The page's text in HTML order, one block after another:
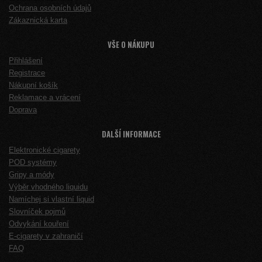
Ochrana osobních údajů
Zákaznická karta
VŠE O NÁKUPU
Přihlášení
Registrace
Nákupní košík
Reklamace a vrácení
Doprava
DALŠÍ INFORMACE
Elektronické cigarety
POD systémy
Gripy a módy
Výběr vhodného liquidu
Namíchej si vlastní liquid
Slovníček pojmů
Odvykání kouření
E-cigarety v zahraničí
FAQ